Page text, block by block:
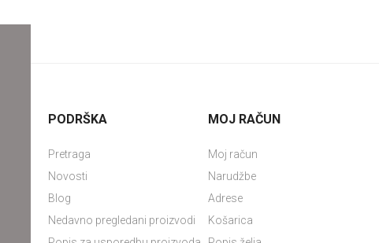
PODRŠKA
Pretraga
Novosti
Blog
Nedavno pregledani proizvodi
MOJ RAČUN
Moj račun
Narudžbe
Adrese
Košarica